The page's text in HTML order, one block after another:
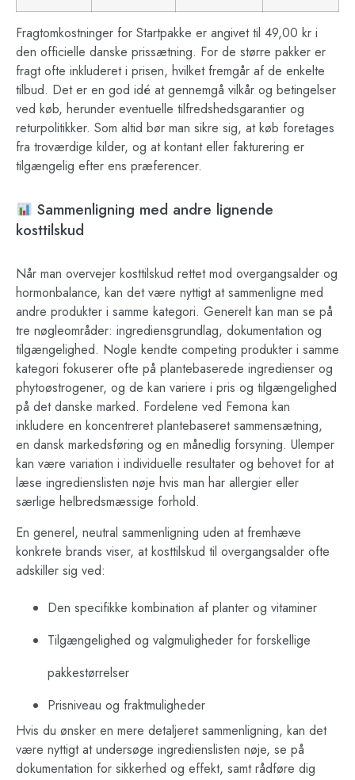
Fragtomkostninger for Startpakke er angivet til 49,00 kr i
den officielle danske prissætning. For de større pakker er
fragt ofte inkluderet i prisen, hvilket fremgår af de enkelte
tilbud. Det er en god idé at gennemgå vilkår og betingelser
ved køb, herunder eventuelle tilfredshedsgarantier og
returpolitikker. Som altid bør man sikre sig, at køb foretages
fra troværdige kilder, og at kontant eller fakturering er
tilgængelig efter ens præferencer.
Sammenligning med andre lignende
kosttilskud
Når man overvejer kosttilskud rettet mod overgangsalder og
hormonbalance, kan det være nyttigt at sammenligne med
andre produkter i samme kategori. Generelt kan man se på
tre nøgleområder: ingrediensgrundlag, dokumentation og
tilgængelighed. Nogle kendte competing produkter i samme
kategori fokuserer ofte på plantebaserede ingredienser og
phytoøstrogener, og de kan variere i pris og tilgængelighed
på det danske marked. Fordelene ved Femona kan
inkludere en koncentreret plantebaseret sammensætning,
en dansk markedsføring og en månedlig forsyning. Ulemper
kan være variation i individuelle resultater og behovet for at
læse ingredienslisten nøje hvis man har allergier eller
særlige helbredsmæssige forhold.
En generel, neutral sammenligning uden at fremhæve
konkrete brands viser, at kosttilskud til overgangsalder ofte
adskiller sig ved:
Den specifikke kombination af planter og vitaminer
Tilgængelighed og valgmuligheder for forskellige
pakkestørrelser
Prisniveau og fraktmuligheder
Hvis du ønsker en mere detaljeret sammenligning, kan det
være nyttigt at undersøge ingredienslisten nøje, se på
dokumentation for sikkerhed og effekt, samt rådføre dig